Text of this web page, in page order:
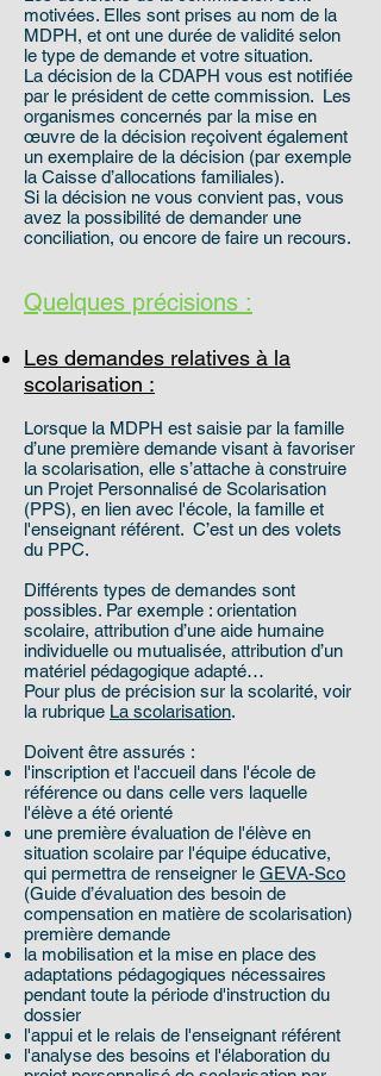
motivées. Elles sont prises au nom de la
MDPH, et ont une durée de validité selon
le type de demande et votre situation.
La décision de la CDAPH vous est notifiée
par le président de cette commission. Les
organismes concernés par la mise en
œuvre de la décision reçoivent également
un exemplaire de la décision (par exemple
la Caisse d’allocations familiales).
Si la décision ne vous convient pas, vous
avez la possibilité de demander une
conciliation, ou encore de faire un recours.
Quelques précisions :
Les demandes relatives à la
scolarisation :
Lorsque la MDPH est saisie par la famille
d’une première demande visant à favoriser
la scolarisation, elle s’attache à construire
un Projet Personnalisé de Scolarisation
(PPS), en lien avec l'école, la famille et
l'enseignant référent. C’est un des volets
du PPC.
Différents types de demandes sont
possibles. Par exemple : orientation
scolaire, attribution d’une aide humaine
individuelle ou mutualisée, attribution d’un
matériel pédagogique adapté…
Pour plus de précision sur la scolarité, voir
la rubrique La scolarisation.
Doivent être assurés :
l'inscription et l'accueil dans l'école de
référence ou dans celle vers laquelle
l'élève a été orienté
une première évaluation de l'élève en
situation scolaire par l'équipe éducative,
qui permettra de renseigner le GEVA-Sco
(Guide d’évaluation des besoin de
compensation en matière de scolarisation)
première demande
la mobilisation et la mise en place des
adaptations pédagogiques nécessaires
pendant toute la période d'instruction du
dossier
l'appui et le relais de l'enseignant référent
l'analyse des besoins et l'élaboration du